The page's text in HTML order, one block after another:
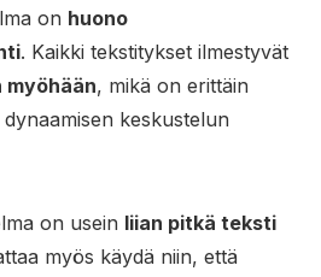
on huono
. Kaikki tekstitykset ilmestyvät
myöhään, mikä on erittäin
keskustelun
on usein liian pitkä teksti
myös käydä niin, että